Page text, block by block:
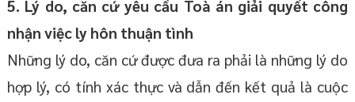
5. Lý do, căn cứ yêu cầu Toà án giải quyết công
nhận việc ly hôn thuận tình
Những lý do, căn cứ được đưa ra phải là những lý do
hợp lý, có tính xác thực và dẫn đến kết quả là cuộc